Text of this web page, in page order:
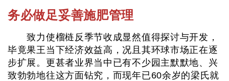
务必做足妥善施肥管理
致力使榴梿反季节收成显然值得探讨与开发，
毕竟果王当下经济效益高，况且其环球市场正在逐
步扩展。更甚者业界当中已有不少园主默默地、兴
致勃勃地往这方面钻究，而现年已60余岁的梁氏就